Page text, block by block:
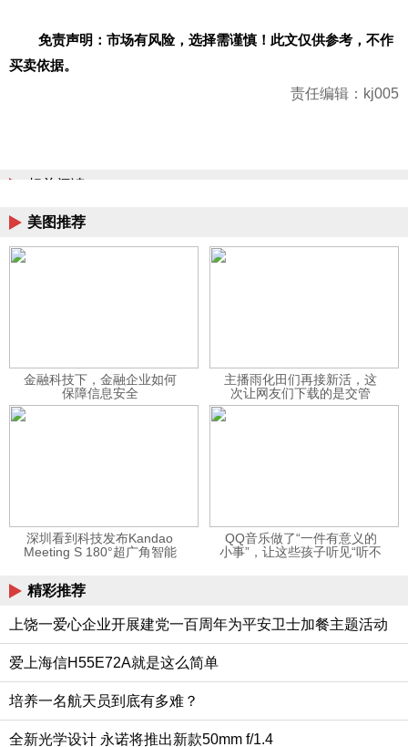
免责声明：市场有风险，选择需谨慎！此文仅供参考，不作
买卖依据。
责任编辑：kj005
相关阅读
美图推荐
金融科技下，金融企业如何
保障信息安全
主播雨化田们再接新活，这
次让网友们下载的是交管
12123APP
深圳看到科技发布Kandao
Meeting S 180°超广角智能
QQ音乐做了“一件有意义的
小事”，让这些孩子听见“听不
精彩推荐
上饶一爱心企业开展建党一百周年为平安卫士加餐主题活动
爱上海信H55E72A就是这么简单
培养一名航天员到底有多难？
全新光学设计 永诺将推出新款50mm f/1.4